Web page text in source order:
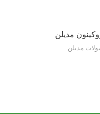
مدیلن
مدیلن